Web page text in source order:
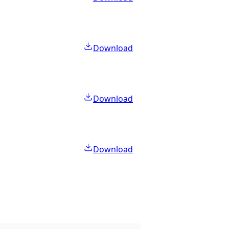
Download
Download
Download